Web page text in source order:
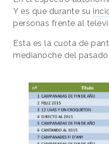
Y es que durante su
personas frente al
Esta es la cuota de
medianoche del